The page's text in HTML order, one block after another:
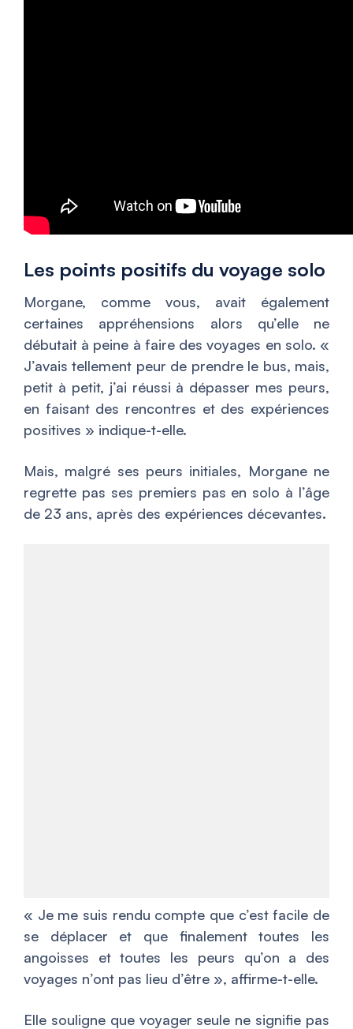
Les points positifs du voyage solo
Morgane, comme vous, avait également
certaines appréhensions alors qu’elle ne
débutait à peine à faire des voyages en solo. «
J’avais tellement peur de prendre le bus, mais,
petit à petit, j’ai réussi à dépasser mes peurs,
en faisant des rencontres et des expériences
positives » indique-t-elle.
Mais, malgré ses peurs initiales, Morgane ne
regrette pas ses premiers pas en solo à l’âge
de 23 ans, après des expériences décevantes.
« Je me suis rendu compte que c’est facile de
se déplacer et que finalement toutes les
angoisses et toutes les peurs qu’on a des
voyages n’ont pas lieu d’être », affirme-t-elle.
Elle souligne que voyager seule ne signifie pas